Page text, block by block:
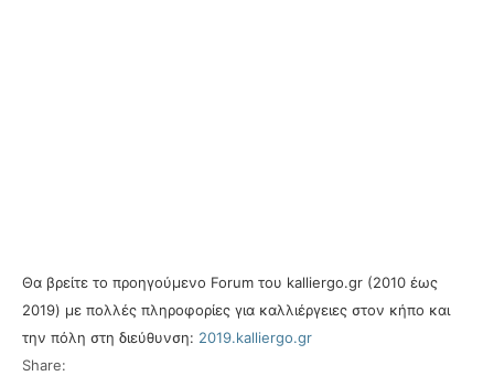
Θα βρείτε το προηγούμενο Forum του kalliergo.gr (2010 έως
2019) με πολλές πληροφορίες για καλλιέργειες στον κήπο και
την πόλη στη διεύθυνση: 2019.kalliergo.gr
Share: